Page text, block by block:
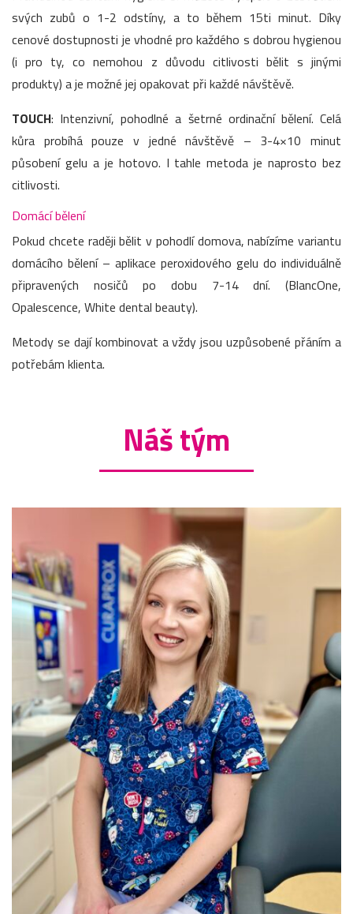
svých zubů o 1-2 odstíny, a to během 15ti minut. Díky
cenové dostupnosti je vhodné pro každého s dobrou hygienou
(i pro ty, co nemohou z důvodu citlivosti bělit s jinými
produkty) a je možné jej opakovat při každé návštěvě.
TOUCH: Intenzivní, pohodlné a šetrné ordinační bělení. Celá
kůra probíhá pouze v jedné návštěvě – 3-4×10 minut
působení gelu a je hotovo. I tahle metoda je naprosto bez
citlivosti.
Domácí bělení
Pokud chcete raději bělit v pohodlí domova, nabízíme variantu
domácího bělení – aplikace peroxidového gelu do individuálně
připravených nosičů po dobu 7-14 dní. (BlancOne,
Opalescence, White dental beauty).
Metody se dají kombinovat a vždy jsou uzpůsobené přáním a
potřebám klienta.
Náš tým